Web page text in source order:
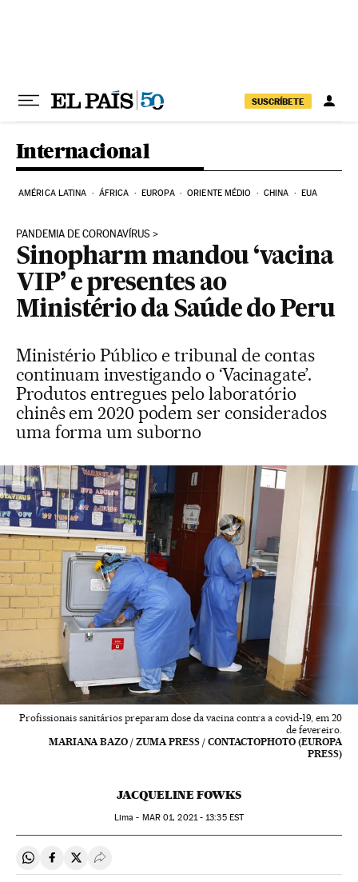
SUSCRÍBETE
Internacional
AMÉRICA LATINA ÁFRICA EUROPA ORIENTE MÉDIO CHINA EUA
PANDEMIA DE CORONAVÍRUS
Sinopharm mandou ‘vacina
VIP’ e presentes ao
Ministério da Saúde do Peru
Ministério Público e tribunal de contas
continuam investigando o ‘Vacinagate’.
Produtos entregues pelo laboratório
chinês em 2020 podem ser considerados
uma forma um suborno
Profissionais sanitários preparam dose da vacina contra a covid-19, em 20
de fevereiro.
MARIANA BAZO / ZUMA PRESS / CONTACTOPHOTO (EUROPA
PRESS)
JACQUELINE FOWKS
Lima - MAR01, 2021 - 13:35EST
Compartir en Whatsapp
Compartir en Facebook
Compartir en Twitter
Desplegar Redes Sociales